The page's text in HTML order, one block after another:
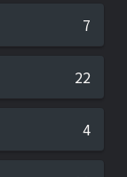
7
22
4